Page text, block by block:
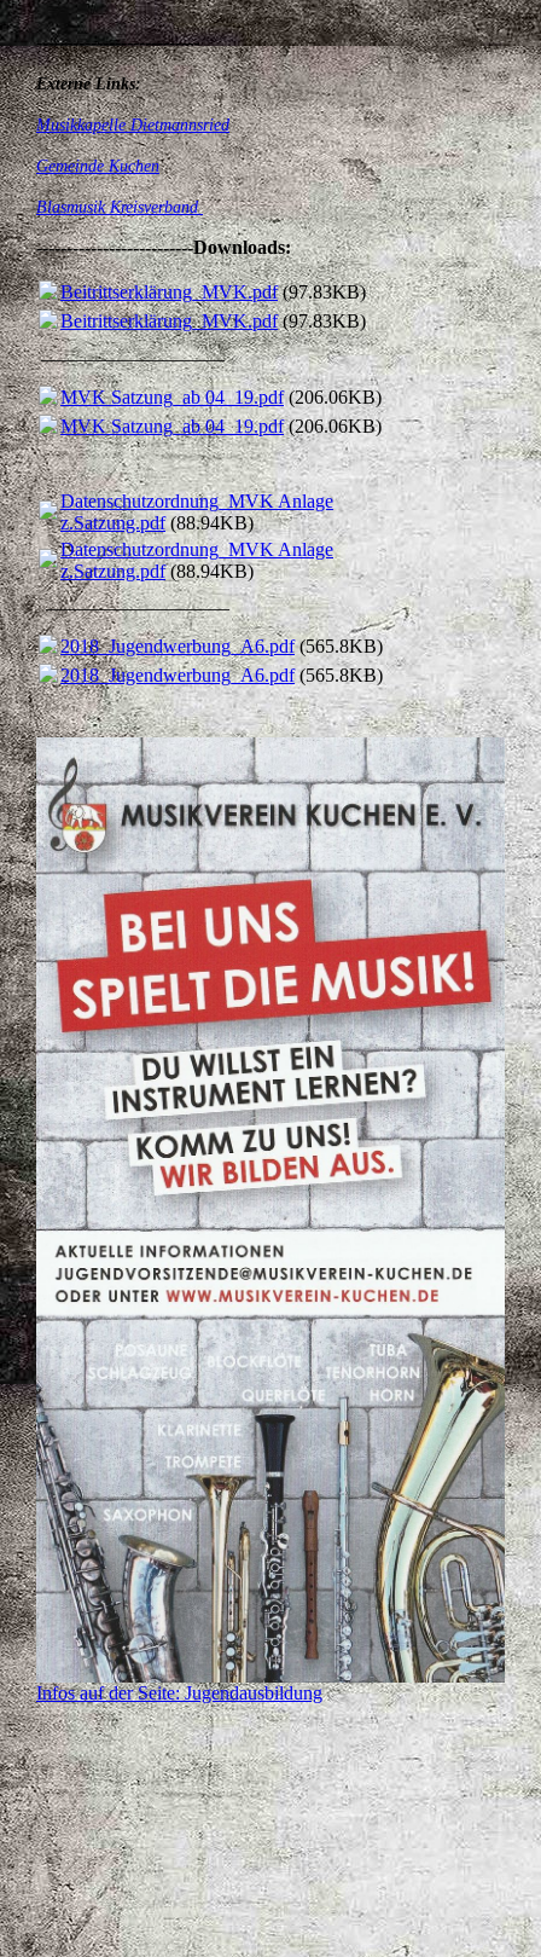
---------------------------
Externe Links:
Musikkapelle Dietmannsried
Gemeinde Kuchen
Blasmusik Kreisverband
--------------------------Downloads:
Beitrittserklärung_MVK.pdf(97.83KB)
Beitrittserklärung_MVK.pdf(97.83KB)
___________________
MVK Satzung_ab 04_19.pdf(206.06KB)
MVK Satzung_ab 04_19.pdf(206.06KB)
Datenschutzordnung_MVK Anlage
z.Satzung.pdf(88.94KB)
Datenschutzordnung_MVK Anlage
z.Satzung.pdf(88.94KB)
___________________
2018_Jugendwerbung_A6.pdf(565.8KB)
2018_Jugendwerbung_A6.pdf(565.8KB)
Infos auf der Seite: Jugendausbildung